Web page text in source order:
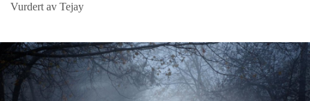
Vurdert av Tejay